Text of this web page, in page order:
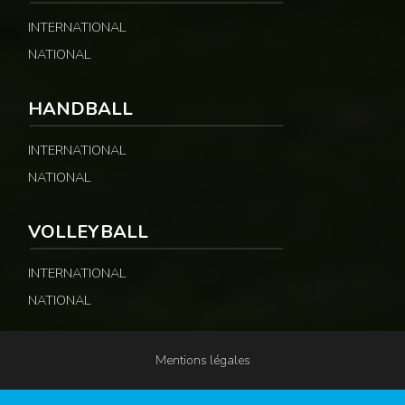
INTERNATIONAL
NATIONAL
HANDBALL
INTERNATIONAL
NATIONAL
VOLLEYBALL
INTERNATIONAL
NATIONAL
Mentions légales